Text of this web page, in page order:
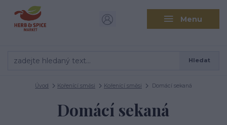
Menu
Hledat
Úvod Kořenící směsi Kořenící směsi Domácí sekaná
Domácí sekaná